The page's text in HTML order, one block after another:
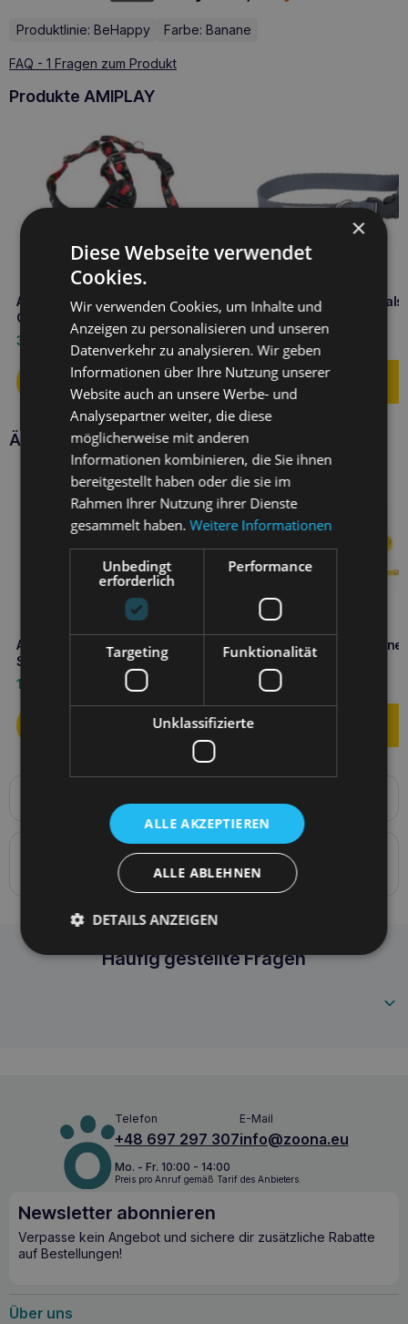
Produktlinie: BeHappy Farbe: Banane
FAQ - 1 Fragen zum Produkt
Produkte AMIPLAY
Amiplay Discovery BeHappy M
Cherry verstellbares Geschirr
34,90
Amiplay Verstellbares
Ähnliche Produkte
Amiplay Verstellbare Leine 8in1
Samba L Grün
16,10
Amiplay Verstellbare Leine
Samba L Gelb
16,10
€
Verstellbare Leine 8in1 BeHappy M 200-400 x 2 cm
Details zur Konformität des Produkts mit den
Vorschriften: Produktverantwortung
Amiplay 8in1 BeHappy M Banana verstellbare
Häufig gestellte Fragen
Telefon
+48 697 297 307
E-Mail
info@zoona.eu
Mo. - Fr. 10:00 - 14:00
Preis pro Anruf gemäß Tarif des Anbieters.
Newsletter abonnieren
Verpasse kein Angebot und sichere dir zusätzliche Rabatte
auf Bestellungen!
Über uns
×
Diese Webseite verwendet
Cookies.
Wir verwenden Cookies, um Inhalte und
Anzeigen zu personalisieren und unseren
Datenverkehr zu analysieren. Wir geben
Informationen über Ihre Nutzung unserer
Website auch an unsere Werbe- und
Analysepartner weiter, die diese
möglicherweise mit anderen
Informationen kombinieren, die Sie ihnen
bereitgestellt haben oder die sie im
Rahmen Ihrer Nutzung ihrer Dienste
gesammelt haben.Weitere Informationen
Unbedingt
erforderlich
Performance
Targeting Funktionalität
Unklassifizierte
ALLE AKZEPTIEREN
ALLE ABLEHNEN
DETAILS ANZEIGEN